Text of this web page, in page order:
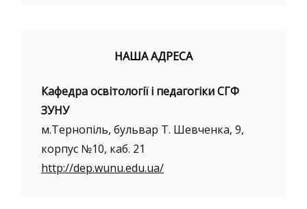
НАША АДРЕСА
Кафедра освітології і педагогіки СГФ
ЗУНУ
м.Тернопіль, бульвар Т. Шевченка, 9,
корпус №10, каб. 21
http://dep.wunu.edu.ua/